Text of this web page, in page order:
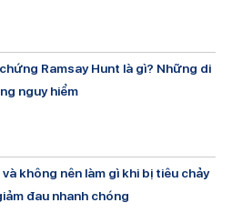
Ramsay Hunt là gì? Những di
nguy hiểm
và không nên làm gì khi bị tiêu chảy
đau nhanh chóng